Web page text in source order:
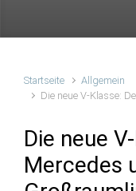
Startseite
Allgemein
Die neue V-Klasse:
Die neue
Mercedes